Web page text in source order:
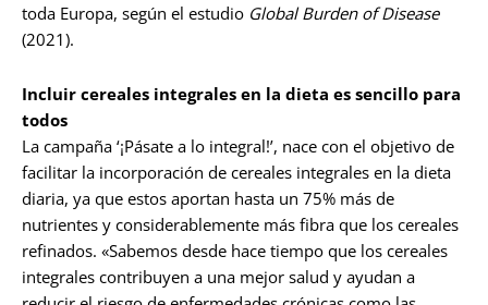
toda Europa, según el estudio Global Burden of Disease
(2021).
Incluir cereales integrales en la dieta es sencillo para
todos
La campaña ‘¡Pásate a lo integral!’, nace con el objetivo de
facilitar la incorporación de cereales integrales en la dieta
diaria, ya que estos aportan hasta un 75% más de
nutrientes y considerablemente más fibra que los cereales
refinados. «Sabemos desde hace tiempo que los cereales
integrales contribuyen a una mejor salud y ayudan a